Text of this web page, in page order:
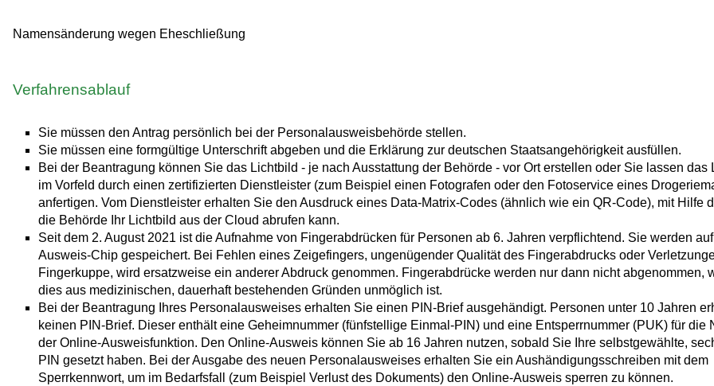
Namensänderung wegen Eheschließung
Verfahrensablauf
Sie müssen den Antrag persönlich bei der Personalausweisbehörde stellen.
Sie müssen eine formgültige Unterschrift abgeben und die Erklärung zur deutschen Staatsangehörigkeit ausfüllen.
Bei der Beantragung können Sie das Lichtbild - je nach Ausstattung der Behörde - vor Ort erstellen oder Sie lassen das
im Vorfeld durch einen zertifizierten Dienstleister (zum Beispiel einen Fotografen oder den Fotoservice eines
anfertigen. Vom Dienstleister erhalten Sie den Ausdruck eines Data-Matrix-Codes (ähnlich wie ein QR-Code), mit Hilfe
die Behörde Ihr Lichtbild aus der Cloud abrufen kann.
Seit dem 2. August 2021 ist die Aufnahme von Fingerabdrücken für Personen ab 6. Jahren verpflichtend. Sie werden
Ausweis-Chip gespeichert. Bei Fehlen eines Zeigefingers, ungenügender Qualität des Fingerabdrucks oder
Fingerkuppe, wird ersatzweise ein anderer Abdruck genommen. Fingerabdrücke werden nur dann nicht abgenommen,
dies aus medizinischen, dauerhaft bestehenden Gründen unmöglich ist.
Bei der Beantragung Ihres Personalausweises erhalten Sie einen PIN-Briefausgehändigt. Personen unter 10 Jahren
keinen PIN-Brief. Dieser enthält eine Geheimnummer (fünfstellige Einmal -PIN) und eine Entsperrnummer (PUK) für die
der Online-Ausweisfunktion. Den Online-Ausweis können Sie ab 16 Jahren nutzen, sobald Sie Ihre selbstgewählte,
PIN gesetzt haben. Bei der Ausgabe des neuen Personalausweises erhalten Sie ein Aushändigungsschreiben mit dem
Sperrkennwort, um im Bedarfsfall (zum Beispiel Verlust des Dokuments) den Online-Ausweis sperren zu können.